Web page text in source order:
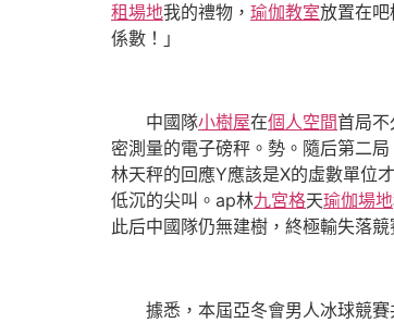
租場地我的禮物， 瑜伽教室放置在
係數！」
中國隊小樹屋在個人空間首局
密測量的電子磅秤。勢。隨后第二局
林天秤的回應Y應該是X的虛數單位才
低沉的尖叫。ap林九宮格天瑜伽場地
此后中國隊仍無建樹，終極輸失落競
據悉，本屆亞冬會男人冰球競